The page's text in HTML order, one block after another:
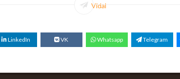
Vidal
LinkedIn VK Whatsapp Telegram